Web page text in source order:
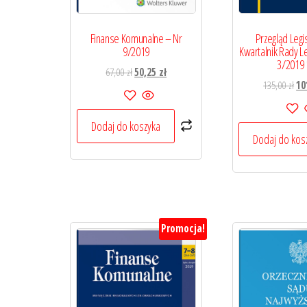
Finanse Komunalne – Nr
9/2019
67,00złPierwotna
cena
wynosiła:
67,00 zł.
50,25 złAktualna
50,25 zł.
Dodaj do koszyka
Przegląd
Kwartalnik Rady
3/2019
135,00zł
Dodaj do
Promocja!